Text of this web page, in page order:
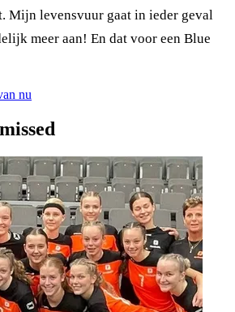
Mijn levensvuur gaat in ieder geval
meer aan! En dat voor een Blue
nu